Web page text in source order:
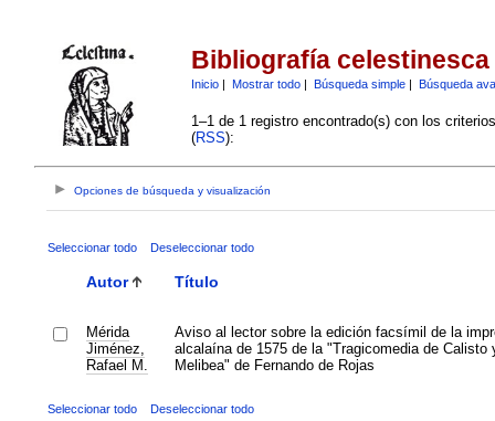
Bibliografía celestinesca
Inicio| Mostrar todo| Búsqueda simple| Búsqueda
1–1 de 1 registro encontrado(s) con los
(RSS):
Opciones de búsqueda y visualización
Seleccionar todo Deseleccionar todo
Autor Título
Mérida
Jiménez,
Rafael M.
Aviso al lector sobre la edición facsímil de la
alcalaína de 1575 de la "Tragicomedia de Calisto
Melibea" de Fernando de Rojas
Seleccionar todo Deseleccionar todo